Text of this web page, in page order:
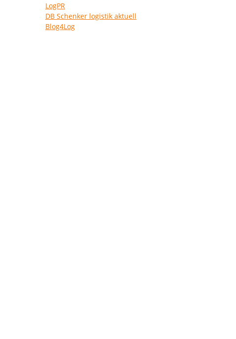
LogPR
DB Schenker logistik aktuell
Blog4Log